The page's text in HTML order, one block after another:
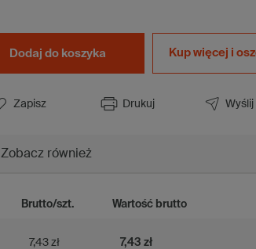
Dodaj do koszyka Kup więcej i
Zapisz Drukuj Wyślij
Zobacz również
Brutto/szt. Wartość brutto
7,43 zł 7,43 zł